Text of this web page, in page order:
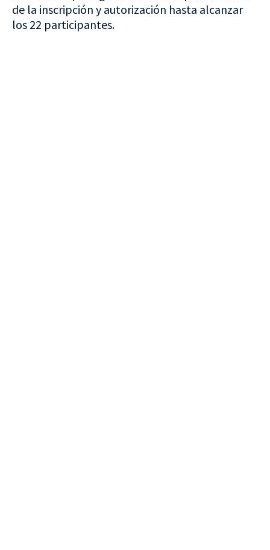
de la inscripción y autorización hasta alcanzar
los 22 participantes.